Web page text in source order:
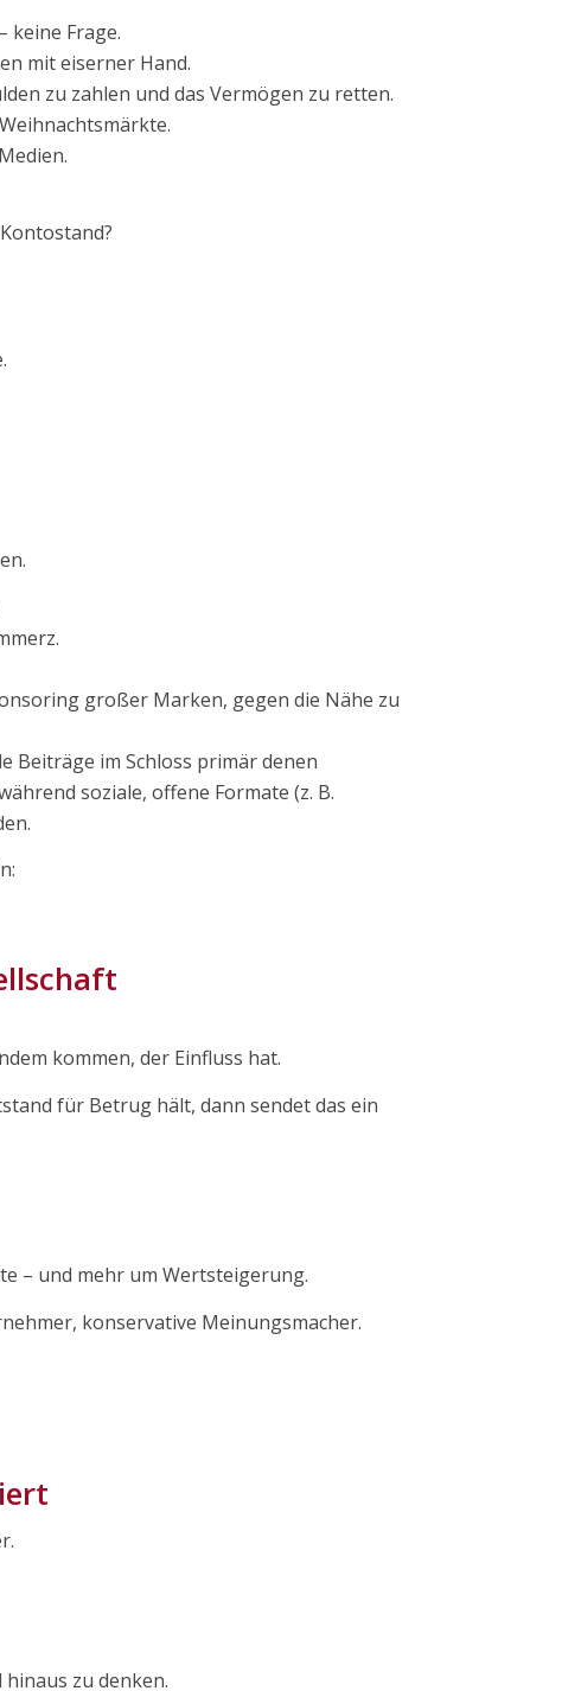
keine Frage.
mit eiserner Hand.
zu zahlen und das Vermögen zu retten.
großer Marken, gegen die Nähe zu
Beiträge im Schloss primär denen
soziale, offene Formate (z. B.
kommen, der Einfluss hat.
für Betrug hält, dann sendet das ein
– und mehr um Wertsteigerung.
konservative Meinungsmacher.
zu denken.